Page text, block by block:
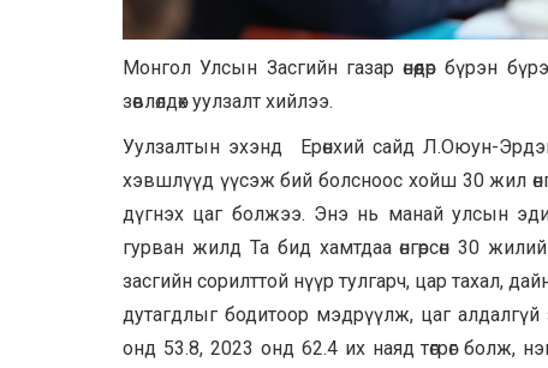
Монгол Улсын Засгийн газар өнөөдөр бүрэн
зөвлөлдөх уулзалт хийлээ.
Уулзалтын эхэнд Ерөнхий сайд Л.Оюун-
хэвшлүүд үүсэж бий болсноос хойш 30 жил
дүгнэх цаг болжээ. Энэ нь манай улсын
гурван жилд Та бид хамтдаа өнгөрсөн 30
засгийн сорилттой нүүр тулгарч, цар тахал,
дутагдлыг бодитоор мэдрүүлж, цаг
онд 53.8, 2023 онд 62.4 их наяд төгрөг болж,